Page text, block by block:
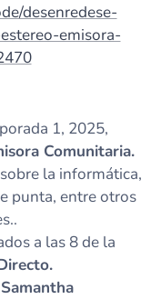
desenredese-
emisora-
1, 2025,
Comunitaria.
la informática,
punta, entre otros
a las 8 de la